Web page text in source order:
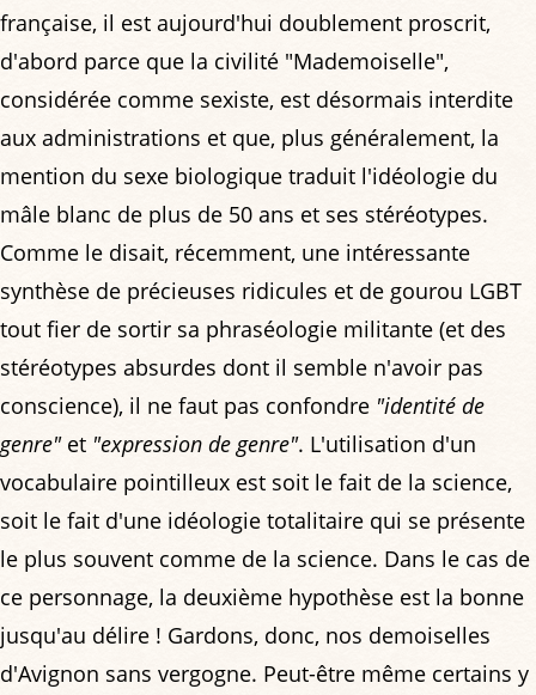
française, il est aujourd'hui doublement proscrit,
d'abord parce que la civilité "Mademoiselle",
considérée comme sexiste, est désormais interdite
aux administrations et que, plus généralement, la
mention du sexe biologique traduit l'idéologie du
mâle blanc de plus de 50 ans et ses stéréotypes.
Comme le disait, récemment, une intéressante
synthèse de précieuses ridicules et de gourou LGBT
tout fier de sortir sa phraséologie militante (et des
stéréotypes absurdes dont il semble n'avoir pas
conscience), il ne faut pas confondre "identité de
genre"et "expression de genre". L'utilisation d'un
vocabulaire pointilleux est soit le fait de la science,
soit le fait d'une idéologie totalitaire qui se présente
le plus souvent comme de la science. Dans le cas de
ce personnage, la deuxième hypothèse est la bonne
jusqu'au délire ! Gardons, donc, nos demoiselles
d'Avignon sans vergogne. Peut-être même certains y